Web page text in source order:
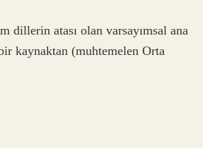
atası olan varsayımsal ana
kaynaktan (muhtemelen Orta